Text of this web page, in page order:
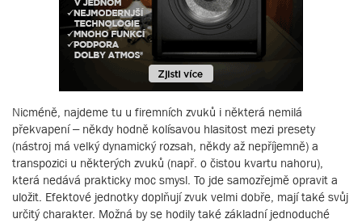
Nicméně, najdeme tu u firemních zvuků i některá nemilá
překvapení – někdy hodně kolísavou hlasitost mezi presety
(nástroj má velký dynamický rozsah, někdy až nepříjemně) a
transpozici u některých zvuků (např. o čistou kvartu nahoru),
která nedává prakticky moc smysl. To jde samozřejmě opravit a
uložit. Efektové jednotky doplňují zvuk velmi dobře, mají také svůj
určitý charakter. Možná by se hodily také základní jednoduché